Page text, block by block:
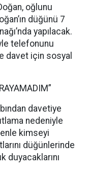
oğlunu
düğünü 7
yapılacak.
telefonunu
davet için sosyal
davetiye
nedeniyle
kimseyi
düğünlerinde
duyacaklarını